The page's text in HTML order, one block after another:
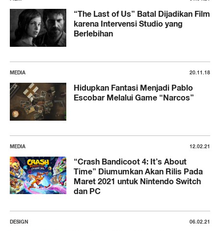
“The Last of Us” Batal Dijadikan Film
karena Intervensi Studio yang
Berlebihan
MEDIA 20.11.18
Hidupkan Fantasi Menjadi Pablo
Escobar Melalui Game “Narcos”
MEDIA 12.02.21
“Crash Bandicoot 4: It’s About
Time” Diumumkan Akan Rilis Pada
Maret 2021 untuk Nintendo Switch
dan PC
DESIGN 06.02.21